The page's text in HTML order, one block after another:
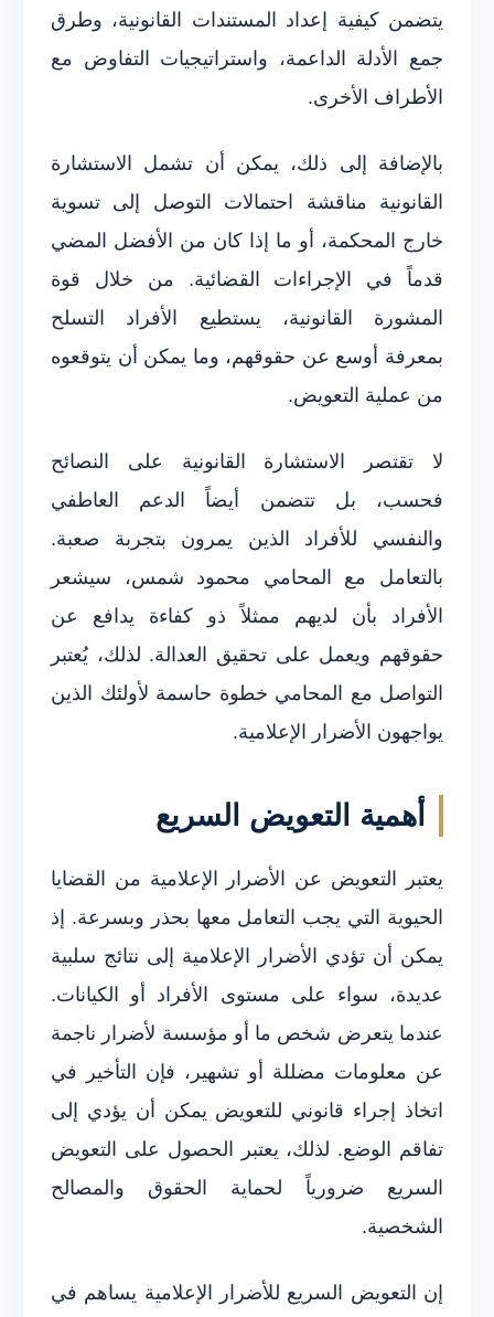
يتضمن كيفية إعداد المستندات القانونية، وطرق
جمع الأدلة الداعمة، واستراتيجيات التفاوض مع
الأطراف الأخرى.
بالإضافة إلى ذلك، يمكن أن تشمل الاستشارة
القانونية مناقشة احتمالات التوصل إلى تسوية
خارج المحكمة، أو ما إذا كان من الأفضل المضي
قدماً في الإجراءات القضائية. من خلال قوة
المشورة القانونية، يستطيع الأفراد التسلح
بمعرفة أوسع عن حقوقهم، وما يمكن أن يتوقعوه
من عملية التعويض.
لا تقتصر الاستشارة القانونية على النصائح
فحسب، بل تتضمن أيضاً الدعم العاطفي
والنفسي للأفراد الذين يمرون بتجربة صعبة.
بالتعامل مع المحامي محمود شمس، سيشعر
الأفراد بأن لديهم ممثلاً ذو كفاءة يدافع عن
حقوقهم ويعمل على تحقيق العدالة. لذلك، يُعتبر
التواصل مع المحامي خطوة حاسمة لأولئك الذين
يواجهون الأضرار الإعلامية.
أهمية التعويض السريع
يعتبر التعويض عن الأضرار الإعلامية من القضايا
الحيوية التي يجب التعامل معها بحذر وبسرعة. إذ
يمكن أن تؤدي الأضرار الإعلامية إلى نتائج سلبية
عديدة، سواء على مستوى الأفراد أو الكيانات.
عندما يتعرض شخص ما أو مؤسسة لأضرار ناجمة
عن معلومات مضللة أو تشهير، فإن التأخير في
اتخاذ إجراء قانوني للتعويض يمكن أن يؤدي إلى
تفاقم الوضع. لذلك، يعتبر الحصول على التعويض
السريع ضرورياً لحماية الحقوق والمصالح
الشخصية.
إن التعويض السريع للأضرار الإعلامية يساهم في